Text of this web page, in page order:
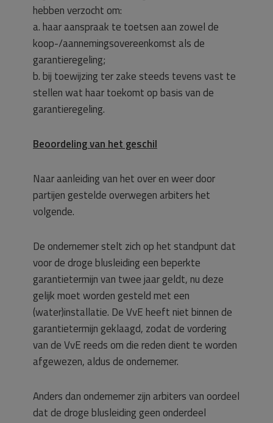
hebben verzocht om:
a. haar aanspraak te toetsen aan zowel de
koop-/aannemingsovereenkomst als de
garantieregeling;
b. bij toewijzing ter zake steeds tevens vast te
stellen wat haar toekomt op basis van de
garantieregeling.
Beoordeling van het geschil
Naar aanleiding van het over en weer door
partijen gestelde overwegen arbiters het
volgende.
De ondernemer stelt zich op het standpunt dat
voor de droge blusleiding een beperkte
garantietermijn van twee jaar geldt, nu deze
gelijk moet worden gesteld met een
(water)installatie. De VvE heeft niet binnen de
garantietermijn geklaagd, zodat de vordering
van de VvE reeds om die reden dient te worden
afgewezen, aldus de ondernemer.
Anders dan ondernemer zijn arbiters van oordeel
dat de droge blusleiding geen onderdeel